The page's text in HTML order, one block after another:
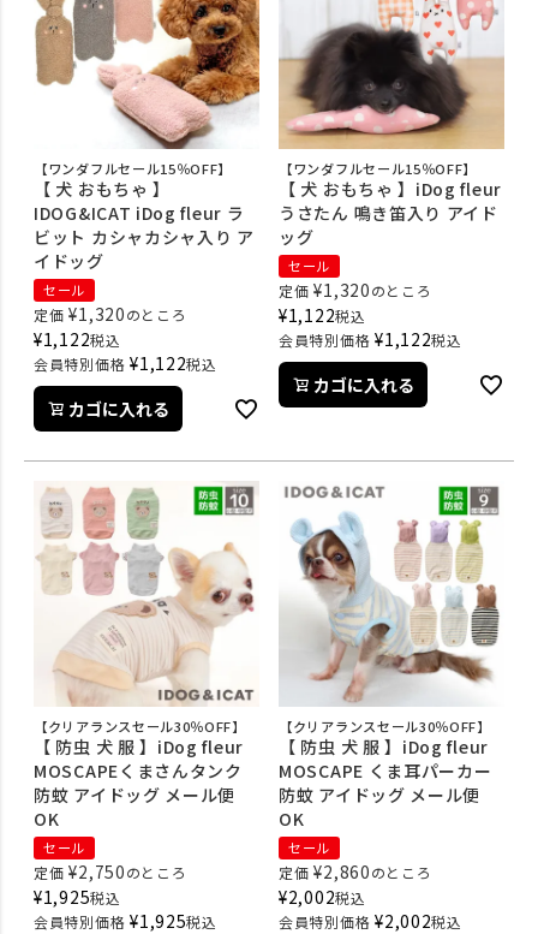
【ワンダフルセール15％OFF】
【 犬 おもちゃ 】
IDOG&ICAT iDog fleur ラ
ビット カシャカシャ入り ア
イドッグ
セール
定価 ¥1,320のところ
¥1,122税込
会員特別価格 ¥1,122税込
カゴに入れる
【ワンダフルセール15％OFF】
【 犬 おもちゃ 】iDog fleur
うさたん 鳴き笛入り アイド
ッグ
セール
定価 ¥1,320のところ
¥1,122税込
会員特別価格 ¥1,122税込
カゴに入れる
【クリアランスセール30％OFF】
【 防虫 犬 服 】iDog fleur
MOSCAPEくまさんタンク
防蚊 アイドッグ メール便
OK
セール
定価 ¥2,750のところ
¥1,925税込
会員特別価格 ¥1,925税込
【クリアランスセール30％OFF】
【 防虫 犬 服 】iDog fleur
MOSCAPE くま耳パーカー
防蚊 アイドッグ メール便
OK
セール
定価 ¥2,860のところ
¥2,002税込
会員特別価格 ¥2,002税込